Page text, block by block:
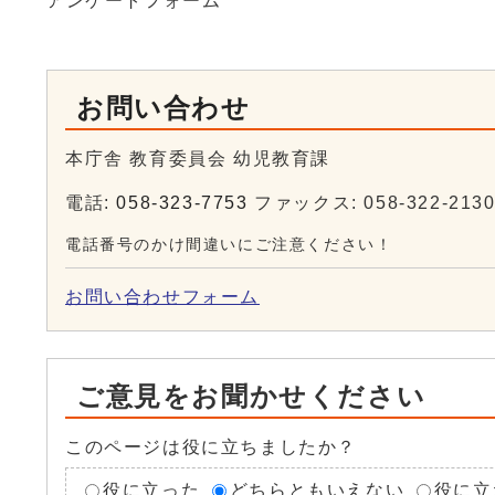
お問い合わせ
本庁舎 教育委員会 幼児教育課
電話:058-323-7753 ファックス: 058-322-2130
電話番号のかけ間違いにご注意ください！
お問い合わせフォーム
ご意見をお聞かせください
このページは役に立ちましたか？
役に立った どちらともいえない 役に